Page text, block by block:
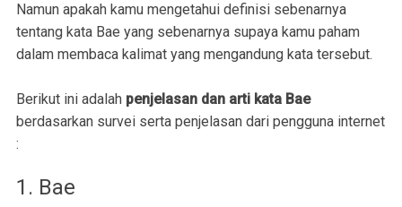
Namun apakah kamu mengetahui definisi sebenarnya
tentang kata Bae yang sebenarnya supaya kamu paham
dalam membaca kalimat yang mengandung kata tersebut.
Berikut ini adalah penjelasan dan arti kata Bae
berdasarkan survei serta penjelasan dari pengguna internet
:
1. Bae